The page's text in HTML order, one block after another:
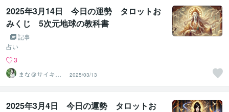
2025年3月14日 今日の運勢 タロットお
みくじ 5次元地球の教科書
記事
占い
3
まな＠サイキッ
ク能力を覚醒さ
せる専門家
2025/03/13
2025年3月4日 今日の運勢 タロットお